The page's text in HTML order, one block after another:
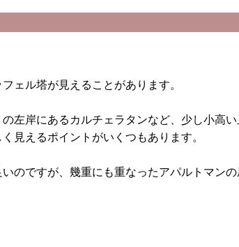
ェル塔が見えることがあります。
左岸にあるカルチェラタンなど、少し小高
見えるポイントがいくつもあります。
のですが、幾重にも重なったアパルトマン